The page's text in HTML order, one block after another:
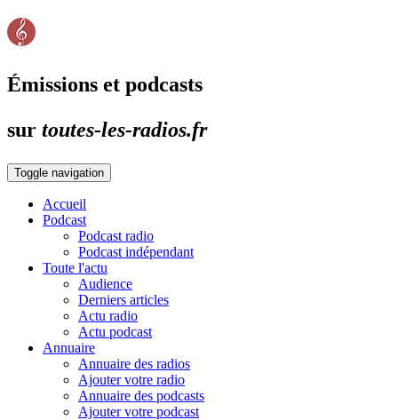
Émissions et podcasts
sur toutes-les-radios.fr
Toggle navigation
Accueil
Podcast
Podcast radio
Podcast indépendant
Toute l'actu
Audience
Derniers articles
Actu radio
Actu podcast
Annuaire
Annuaire des radios
Ajouter votre radio
Annuaire des podcasts
Ajouter votre podcast